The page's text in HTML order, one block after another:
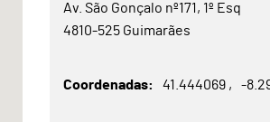
Av. São Gonçalo nº171, 1º Esq
4810-525 Guimarães
Coordenadas 41.444069 -